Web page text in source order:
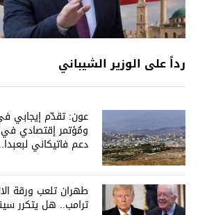
رداً على الوزير الشيباني
عون: تقدّم إيجابي
ومُؤتمر إقتصادي
دعم فاتيكاني
على الطاولة
طهران تلعب ورقة
ترامب.. هل يتكرر